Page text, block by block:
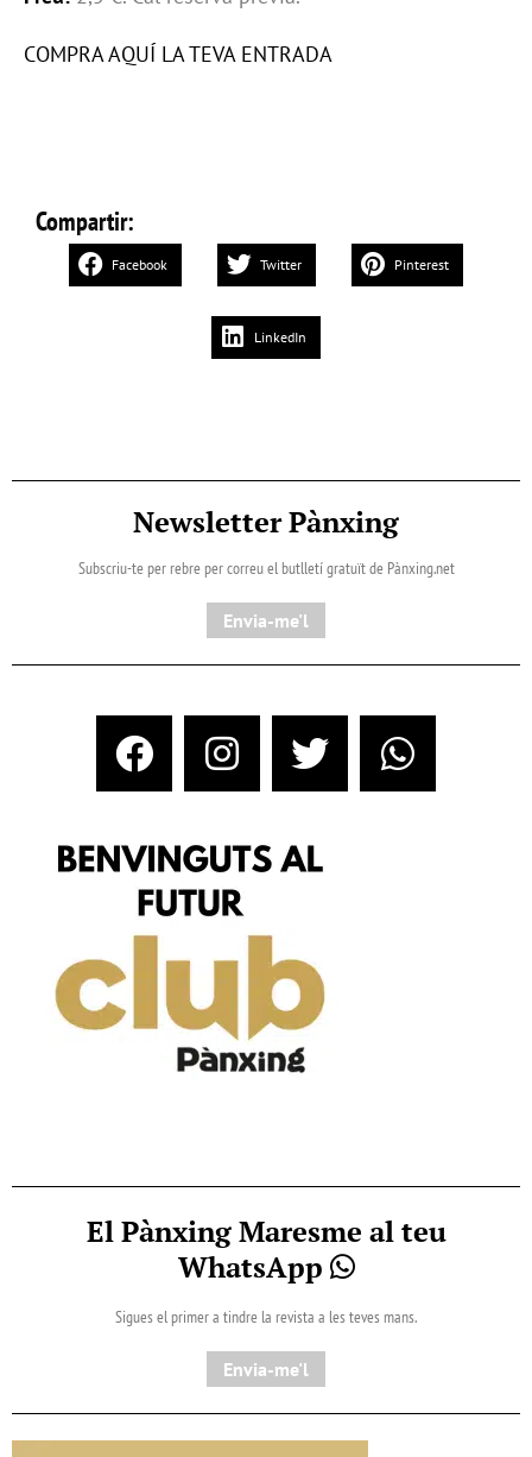
COMPRA AQUÍ LA TEVA ENTRADA
Compartir:
Facebook Twitter Pinterest
LinkedIn
Newsletter Pànxing
Subscriu-te per rebre per correu el butlletí gratuït de Pànxing.net​
Envia-me'l
El Pànxing Maresme al teu
WhatsApp
Sigues el primer a tindre la revista a les teves mans.
Envia-me'l